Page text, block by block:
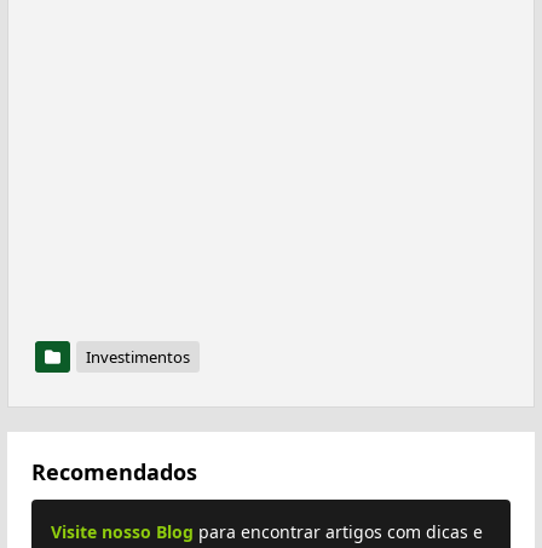
Investimentos
Recomendados
Visite nosso Blog para encontrar artigos com dicas e